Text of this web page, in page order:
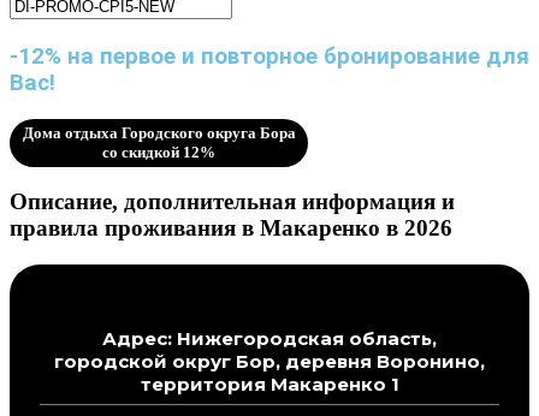
-12% на первое и повторное бронирование для
Вас!
Дома отдыха Городского округа Бора
со скидкой 12%
Описание, дополнительная информация и
правила проживания в Макаренко в 2026
Адрес: Нижегородская область,
городской округ Бор, деревня Воронино,
территория Макаренко 1